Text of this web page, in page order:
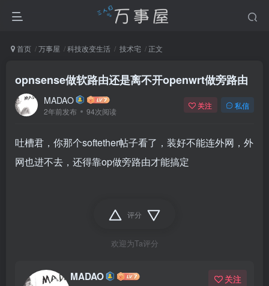
首页 万事屋 科技改变生活 技术宅 正文
opnsense做软路由还是离不开openwrt做旁路由
MADAO
2年前发布 94次阅读
关注 私信
吐槽君，你那个softether帖子看了，装好不能连外网，外
网也进不去，还得靠op做旁路由才能搞定
评分
欢迎为Ta评分
MADAO 关注